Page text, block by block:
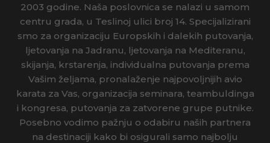
2003 godine. Naša poslovnica se nalazi u samom
centru grada, u Teslinoj ulici broj 14. Specijalizirani
smo za organizaciju Europskih i dalekih putovanja,
ljetovanja na Jadranu, ljetovanja na Mediteranu,
skijanja, krstarenja, individualna putovanja prema
Vašim željama, pronalaženje najpovoljnijih avio
karata za Vas, organizacija seminara, teambuldinga
i kongresa, putovanja za zatvorene grupe putnike.
Posebno vodimo pažnju o odabiru naših partnera
na destinaciji kako bi osigurali samo najbolju